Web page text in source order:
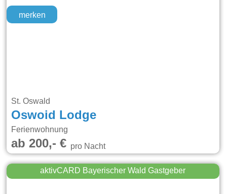
merken
St. Oswald
Oswoid Lodge
Ferienwohnung
ab 200,- €pro Nacht
aktivCARD Bayerischer Wald Gastgeber